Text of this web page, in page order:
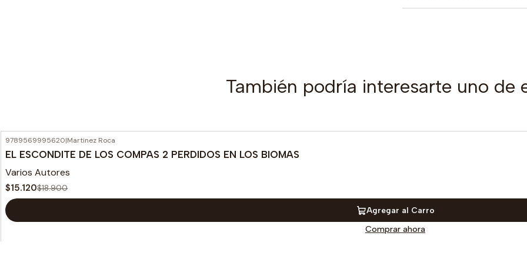
También podría interesarte uno de
-20%OFF
9789569995620|Martinez Roca
EL ESCONDITE DE LOS COMPAS 2 PERDIDOS EN LOS BIOMAS
Varios Autores
$15.120$18.900
Agregar al Carro
Comprar ahora